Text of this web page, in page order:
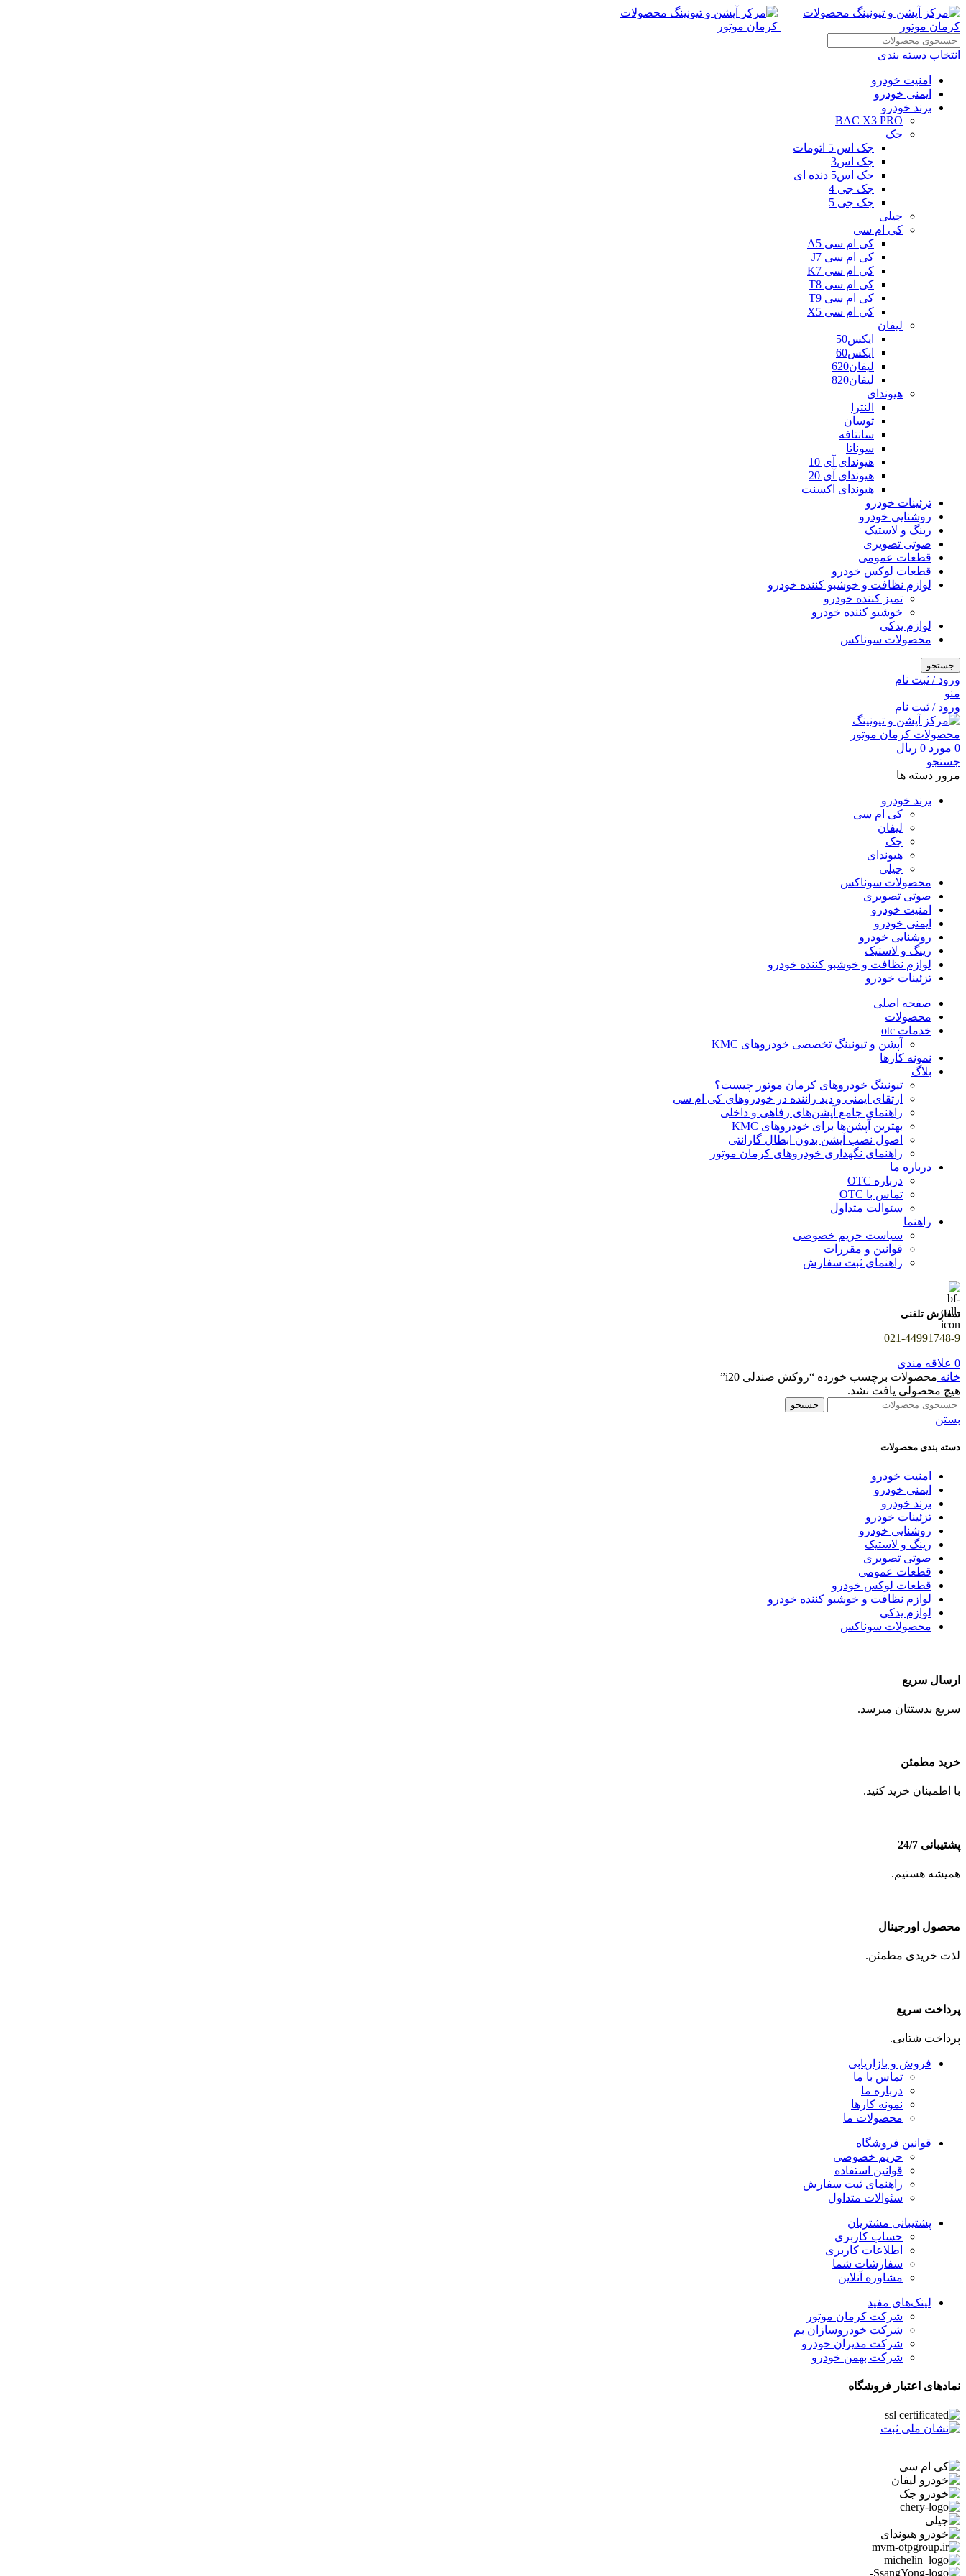
انتخاب دسته بندی
امنیت خودرو
ایمنی خودرو
برند خودرو
BAC X3 PRO
جک
جک اس 5 اتومات
جک اس3
جک اس5 دنده ای
جک جی 4
جک جی 5
جیلی
کی ام سی
کی ام سی A5
کی ام سی J7
کی ام سی K7
کی ام سی T8
کی ام سی T9
کی ام سی X5
لیفان
ایکس50
ایکس60
لیفان620
لیفان820
هیوندای
النترا
توسان
سانتافه
سوناتا
هیوندای آی 10
هیوندای آی 20
هیوندای اکسنت
تزئینات خودرو
روشنایی خودرو
رینگ و لاستیک
صوتی تصویری
قطعات عمومی
قطعات لوکس خودرو
لوازم نظافت و خوشبو کننده خودرو
تمیز کننده خودرو
خوشبو کننده خودرو
لوازم یدکی
محصولات سوناکس
جستجو
ورود / ثبت نام
منو
ورود / ثبت نام
0 مورد 0 ریال
جستجو
مرور دسته ها
برند خودرو
کی ام سی
لیفان
جک
هیوندای
جیلی
محصولات سوناکس
صوتی تصویری
امنیت خودرو
ایمنی خودرو
روشنایی خودرو
رینگ و لاستیک
لوازم نظافت و خوشبو کننده خودرو
تزئینات خودرو
صفحه اصلی
محصولات
خدمات otc
آپشن و تیونینگ تخصصی خودروهای KMC
نمونه کارها
بلاگ
تیونینگ خودروهای کرمان موتور چیست؟
ارتقای ایمنی و دید راننده در خودروهای کی ام سی
راهنمای جامع آپشن‌های رفاهی و داخلی
بهترین آپشن‌ها برای خودروهای KMC
اصول نصب آپشن بدون ابطال گارانتی
راهنمای نگهداری خودروهای کرمان موتور
درباره ما
درباره OTC
تماس با OTC
سئوالت متداول
راهنما
سیاست حریم خصوصی
قوانین و مقررات
راهنمای ثبت سفارش
سفارش تلفنی
021-44991748-9
0 علاقه مندی
خانه محصولات برچسب خورده “روکش صندلی i20”
هیچ محصولی یافت نشد.
جستجو
بستن
دسته بندی محصولات
امنیت خودرو
ایمنی خودرو
برند خودرو
تزئینات خودرو
روشنایی خودرو
رینگ و لاستیک
صوتی تصویری
قطعات عمومی
قطعات لوکس خودرو
لوازم نظافت و خوشبو کننده خودرو
لوازم یدکی
محصولات سوناکس
ارسال سریع
سریع بدستتان میرسد.
خرید مطمئن
با اطمینان خرید کنید.
پشتیبانی 24/7
همیشه هستیم.
محصول اورجینال
لذت خریدی مطمئن.
پرداخت سریع
پرداخت شتابی.
فروش و بازاریابی
تماس با ما
درباره ما
نمونه کارها
محصولات ما
قوانین فروشگاه
حریم خصوصی
قوانین استفاده
راهنمای ثبت سفارش
سئوالات متداول
پشتیبانی مشتریان
حساب کاربری
اطلاعات کاربری
سفارشات شما
مشاوره آنلاین
لینک‌های مفید
شرکت کرمان موتور
شرکت خودروسازان بم
شرکت مدیران خودرو
شرکت بهمن خودرو
نمادهای اعتبار فروشگاه